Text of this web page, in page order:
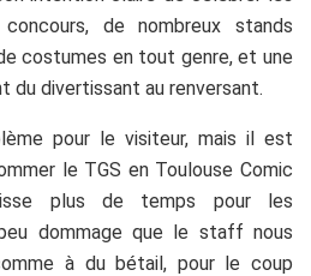
de nombreux stands
costumes en tout genre, et une
du divertissant au renversant.
pour le visiteur, mais il est
le TGS en Toulouse Comic
plus de temps pour les
dommage que le staff nous
à du bétail, pour le coup